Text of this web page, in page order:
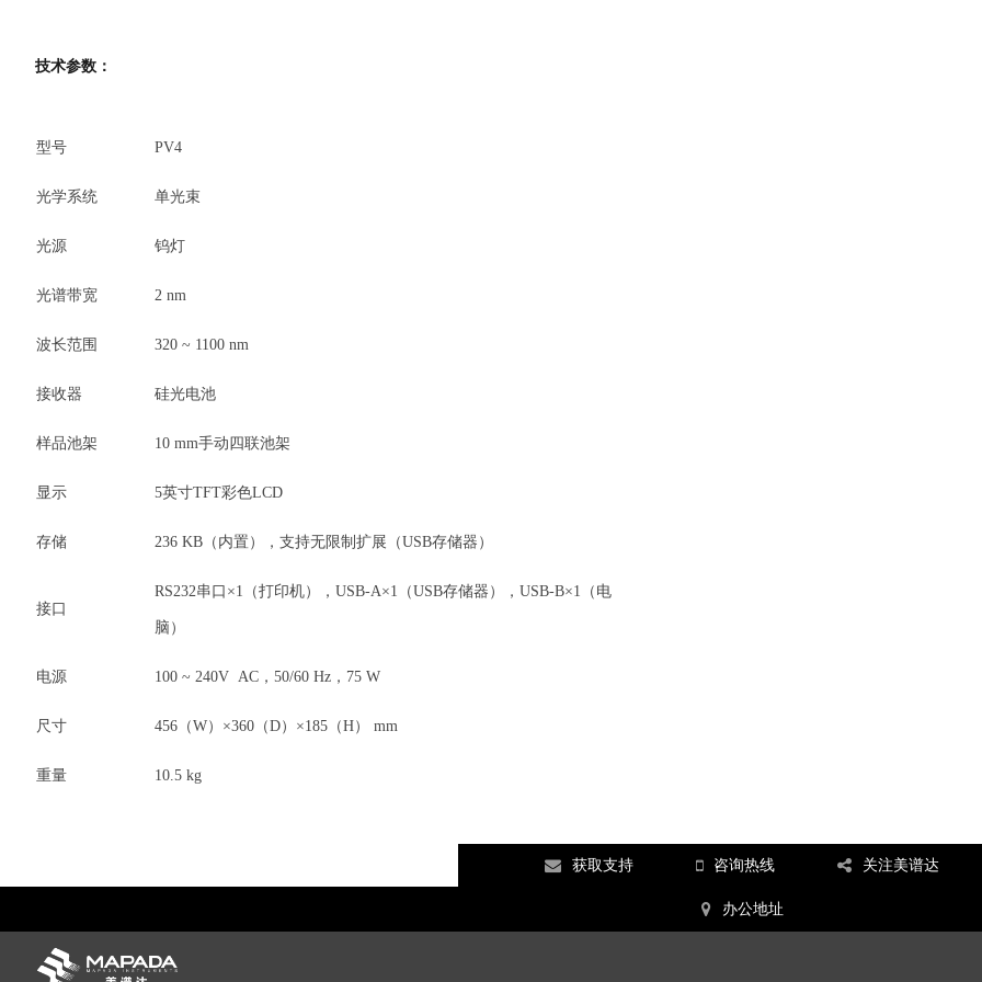
技术参数：
型号 PV4
光学系统 单光束
光源 钨灯
光谱带宽 2 nm
波长范围 320 ~ 1100 nm
接收器 硅光电池
样品池架 10 mm手动四联池架
显示 5英寸TFT彩色LCD
存储 236 KB（内置），支持无限制扩展（USB存储器）
接口
RS232串口×1（打印机），USB-A×1（USB存储器），USB-B×1（电
脑）
电源 100 ~ 240V AC，50/60 Hz，75 W
尺寸 456（W）×360（D）×185（H） mm
重量 10.5 kg
获取支持 咨询热线 关注美谱达
办公地址